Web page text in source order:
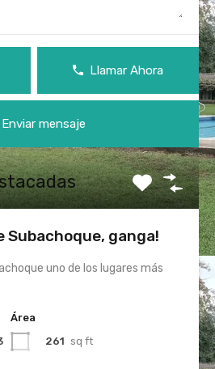
Llamar Ahora
Enviar mensaje
Subachoque, ganga!
uno de los lugares más
Área
261 sq ft